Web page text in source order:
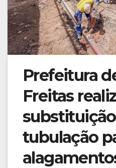
Prefeitura
Freitas
tubulação